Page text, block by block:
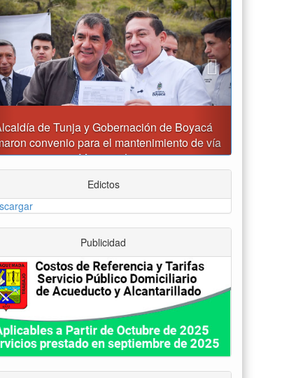
Reporte del tiempo en Boyacá para el viernes
Edictos
Publicidad